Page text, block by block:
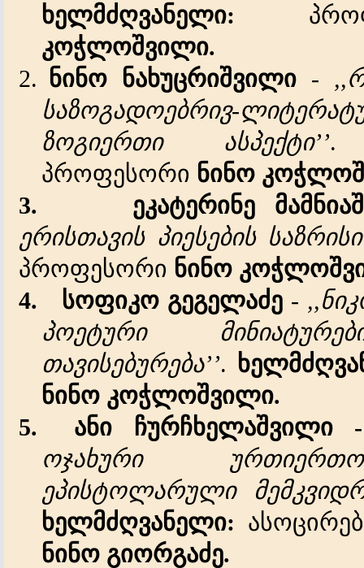
ხელმძღვანელი:
კოჭლოშვილი.
2. ნინო ნახუცრიშვილი -
საზოგადოებრივ-
ზოგიერთი ასპექტი’’
პროფესორი ნინო
3.
ეკატერინე
ერისთავის პიესების
პროფესორი ნინო
4.
სოფიკო გეგელაძე - ,,
პოეტური
თავისებურება’’.
ნინო კოჭლოშვილი.
5.
ანი
ოჯახური
ეპისტოლარული
ხელმძღვანელი:
ნინო გიორგაძე.